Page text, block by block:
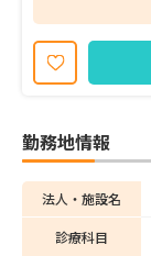
勤務地情報
法人・施設名
診療科目